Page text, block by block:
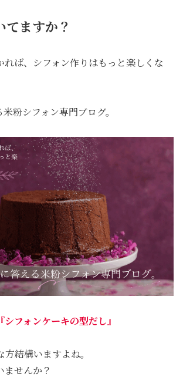
てますか？
れば、シフォン作りはもっと楽しくな
粉シフォン専門ブログ。
『シフォンケーキの型だし』
結構いますよね。
ませんか？